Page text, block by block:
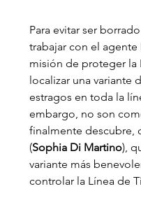
Para evitar ser
trabajar con el agente
misión de proteger la
localizar una variante
estragos en toda la
embargo, no son
finalmente descubre,
(Sophia Di Martino),
variante más
controlar la Línea de